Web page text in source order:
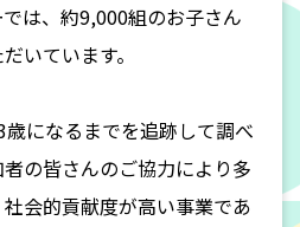
は、約9,000組のお子さん
いています。
になるまでを追跡して調べ
の皆さんのご協力により多
会的貢献度が高い事業であ